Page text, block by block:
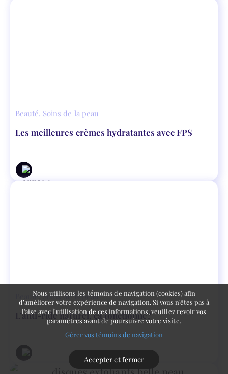
Beauté, Soins de la peau
Les meilleures crèmes hydratantes avec FPS
Beauté,Soins de la peau
L’anti-ride naturel, ça fonctionne?
Nous utilisons les témoins de navigation (cookies) afin
d’améliorer votre expérience de navigation. Si vous n'êtes pas à
l'aise avec l'utilisation de ces informations, veuillez revoir vos
paramètres avant de poursuivre votre visite.
Gérer vos témoins de navigation
Accepter et fermer